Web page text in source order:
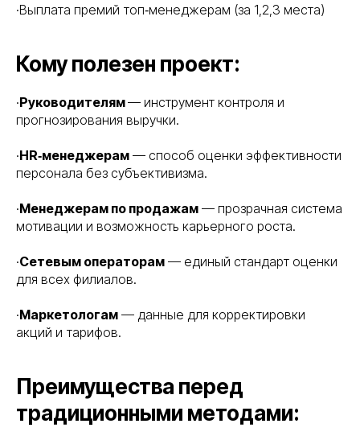
·Выплата премий топ‑менеджерам (за 1,2,3 места)
Кому полезен проект:
·Руководителям— инструмент контроля и
прогнозирования выручки.
·HR‑менеджерам — способ оценки эффективности
персонала без субъективизма.
·Менеджерам по продажам — прозрачная система
мотивации и возможность карьерного роста.
·Сетевым операторам — единый стандарт оценки
для всех филиалов.
·Маркетологам — данные для корректировки
акций и тарифов.
Преимущества перед
традиционными методами: